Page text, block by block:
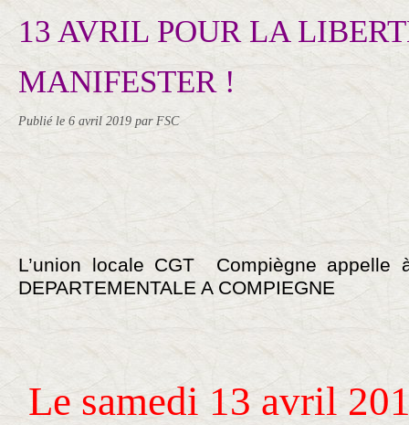
13 AVRIL POUR LA
MANIFESTER !
Publié le 6 avril 2019 par FSC
L’union locale CGT Compiègne appelle
DEPARTEMENTALE A COMPIEGNE
Le samedi 13 avril